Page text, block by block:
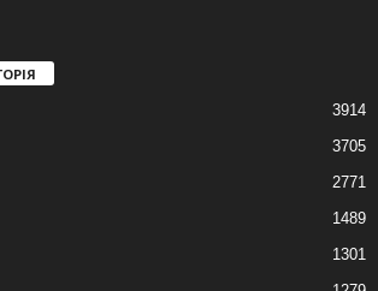
3914
3705
2771
1489
1301